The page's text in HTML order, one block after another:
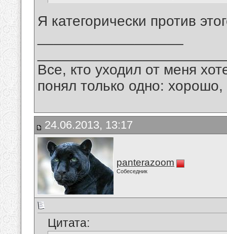
Я категорически против
Все, кто уходил от меня
понял только одно:
24.06.2013, 13:17
panterazoom
Собеседник
Цитата: